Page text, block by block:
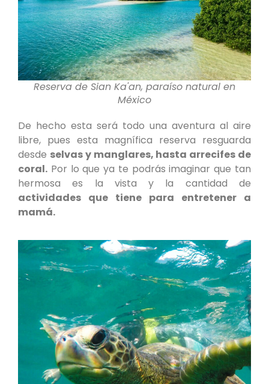
Reserva de Sian Ka'an, paraíso natural en
México
De hecho esta será todo una aventura al aire
libre, pues esta magnífica reserva resguarda
desde selvas y manglares, hasta arrecifes de
coral. Por lo que ya te podrás imaginar que tan
hermosa es la vista y la cantidad de
actividades que tiene para entretener a
mamá.